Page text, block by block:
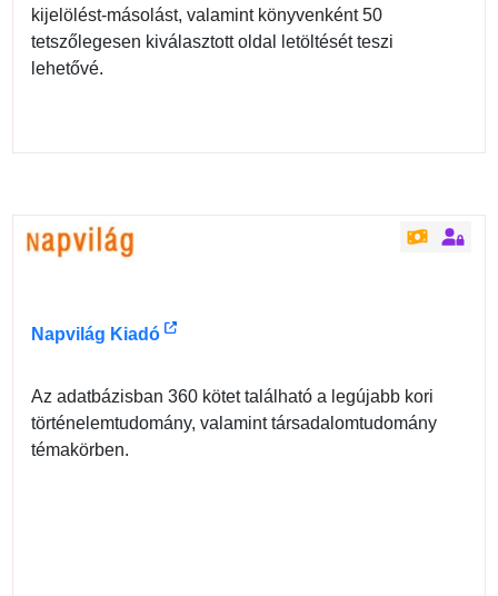
kijelölést-másolást, valamint könyvenként 50
tetszőlegesen kiválasztott oldal letöltését teszi
lehetővé.
Napvilág Kiadó
Az adatbázisban 360 kötet található a legújabb kori
történelemtudomány, valamint társadalomtudomány
témakörben.